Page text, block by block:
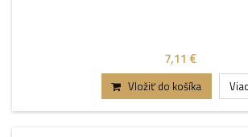
7,11 €
Vložiť do košíka Viac